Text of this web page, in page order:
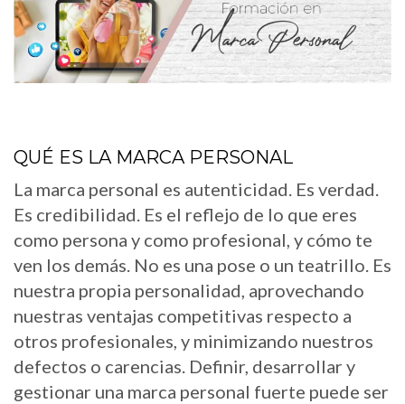
QUÉ ES LA MARCA PERSONAL
La marca personal es autenticidad. Es verdad.
Es credibilidad. Es el reflejo de lo que eres
como persona y como profesional, y cómo te
ven los demás. No es una pose o un teatrillo. Es
nuestra propia personalidad, aprovechando
nuestras ventajas competitivas respecto a
otros profesionales, y minimizando nuestros
defectos o carencias. Definir, desarrollar y
gestionar una marca personal fuerte puede ser